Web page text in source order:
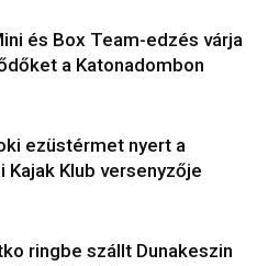
és Box Team-edzés várja
a Katonadombon
ezüstérmet nyert a
Kajak Klub versenyzője
ringbe szállt Dunakeszin